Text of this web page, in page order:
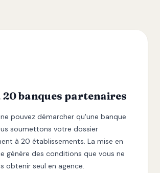
20 banques partenaires
pouvez démarcher qu'une banque
soumettons votre dossier
à 20 établissements. La mise en
génère des conditions que vous ne
obtenir seul en agence.